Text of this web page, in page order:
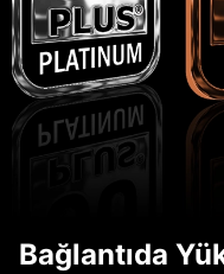
Bağlantıda